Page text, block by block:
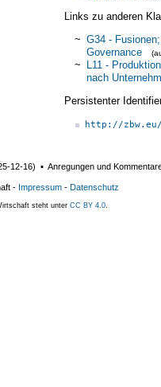
Links zu anderen
~ G34 -
Governance
~ L11 -
nach
Persistenter
http://
12-16) ▪ Anregungen und
- Impressum - Datenschutz
steht unter CC BY 4.0